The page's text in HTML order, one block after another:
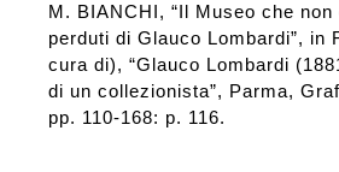
M. BIANCHI, “Il Museo che non
perduti di Glauco Lombardi”, in
cura di), “Glauco Lombardi
di un collezionista”, Parma,
pp. 110-168: p. 116.